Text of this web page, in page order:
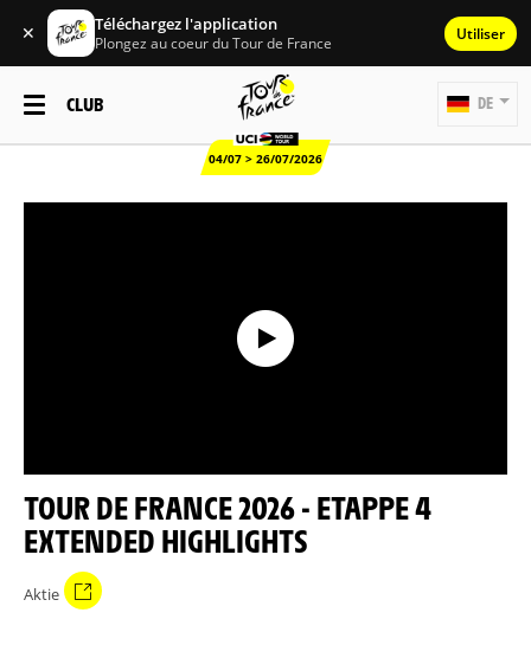
✕ Téléchargez l'application
Plongez au coeur du Tour de France Utiliser
CLUB
04/07 > 26/07/2026
DE
TOUR DE FRANCE 2026 - ETAPPE 4
EXTENDED HIGHLIGHTS
Aktie